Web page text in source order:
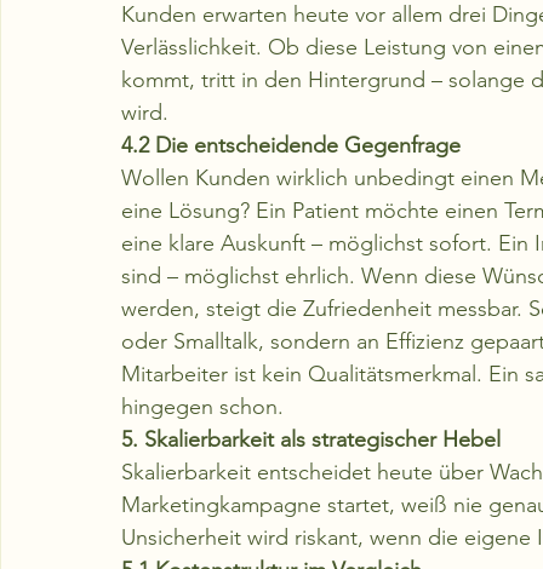
Kunden erwarten heute vor allem drei
Verlässlichkeit. Ob diese Leistung von
kommt, tritt in den Hintergrund – solange
wird.
4.2 Die entscheidende Gegenfrage
Wollen Kunden wirklich unbedingt einen
eine Lösung? Ein Patient möchte einen
eine klare Auskunft – möglichst sofort.
sind – möglichst ehrlich. Wenn diese
werden, steigt die Zufriedenheit messbar.
oder Smalltalk, sondern an Effizienz
Mitarbeiter ist kein Qualitätsmerkmal. Ein
hingegen schon.
5. Skalierbarkeit als strategischer Hebel
Skalierbarkeit entscheidet heute über
Marketingkampagne startet, weiß nie
Unsicherheit wird riskant, wenn die eigene